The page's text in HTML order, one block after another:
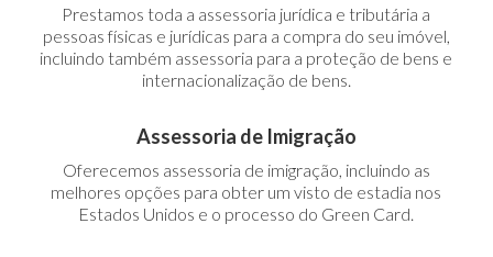
Prestamos toda a assessoria jurídica e tributária a
pessoas físicas e jurídicas para a compra do seu imóvel,
incluindo também assessoria para a proteção de bens e
internacionalização de bens.
Assessoria de Imigração
Oferecemos assessoria de imigração, incluindo as
melhores opções para obter um visto de estadia nos
Estados Unidos e o processo do Green Card.